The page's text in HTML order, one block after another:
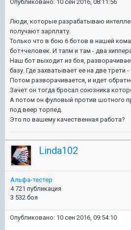
Опубликовано: 10 сен 2016, 08:11:56
Люди, которые разрабатываю
получают зарплату.
Только что в бою 6 ботов в нашей
бот+человек. И тапм и там - два
Наш бот выходит из боя,
базу. Где захватывает ее на две трети
Потом разворачивается, и идет
Зачет он тогда бросал союзника
А потом он фуловый против шотного
под веер торпед.
Это по вашему качественная работа?
Linda102
Альфа-тестер
4 721 публикация
3 532 боя
Опубликовано: 10 сен 2016, 09:54:10